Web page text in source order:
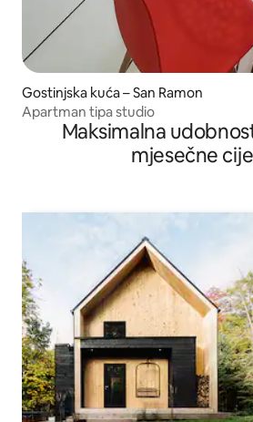
Gostinjska kuća – San Ramon
Apartman tipa studio
Maksimalna
mjesečne